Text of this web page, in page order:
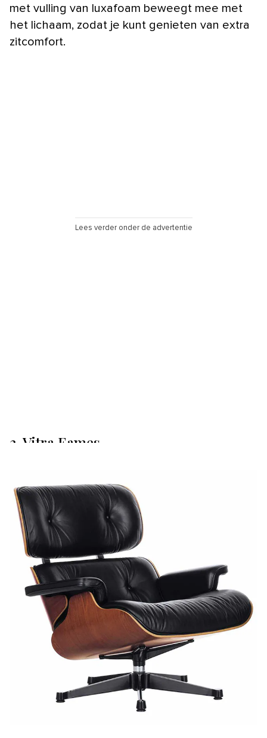
met vulling van luxafoam beweegt mee met
het lichaam, zodat je kunt genieten van extra
zitcomfort.
Lees verder onder de advertentie
3. Vitra Eames